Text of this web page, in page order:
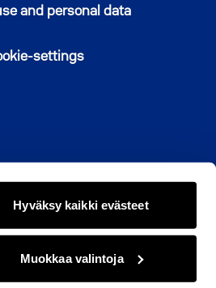
Hyväksy kaikki evästeet
Muokkaa valintoja
and personal data
settings
© 2026 M2-Kodit